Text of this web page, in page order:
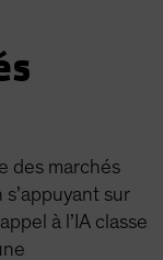
des marchés
sur
à l’IA classe